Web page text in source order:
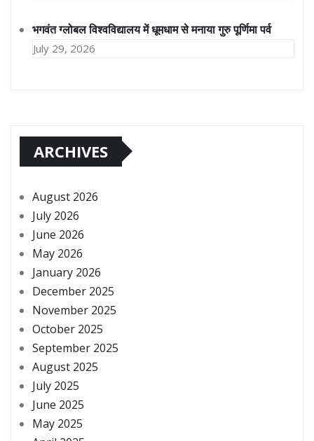
भगवंत ग्लोबल विश्वविद्यालय में धूमधाम से मनाया गुरु पूर्णिमा पर्व
July 29, 2026
ARCHIVES
August 2026
July 2026
June 2026
May 2026
January 2026
December 2025
November 2025
October 2025
September 2025
August 2025
July 2025
June 2025
May 2025